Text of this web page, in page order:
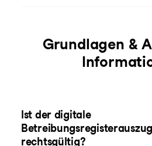
Grundlagen &
Ist der digitale
Betreibungsregisterauszug
rechtsgültig?